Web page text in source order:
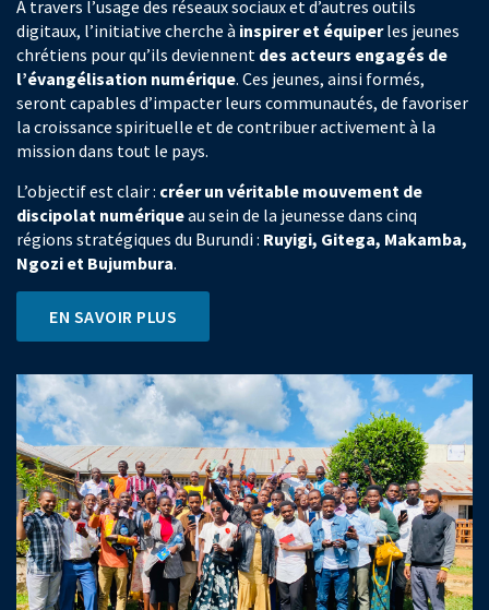
À travers l’usage des réseaux sociaux et d’autres outils
digitaux, l’initiative cherche à inspirer et équiperles jeunes
chrétiens pour qu’ils deviennent des acteurs engagés de
l’évangélisation numérique. Ces jeunes, ainsi formés,
seront capables d’impacter leurs communautés, de favoriser
la croissance spirituelle et de contribuer activement à la
mission dans tout le pays.
L’objectif est clair : créer un véritable mouvement de
discipolat numériqueau sein de la jeunesse dans cinq
régions stratégiques du Burundi : Ruyigi, Gitega, Makamba,
Ngozi et Bujumbura.
EN SAVOIR PLUS